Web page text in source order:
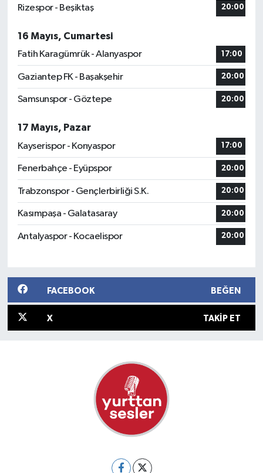
Rizespor - Beşiktaş
20:00
16 Mayıs, Cumartesi
Fatih Karagümrük - Alanyaspor
17:00
Gaziantep FK - Başakşehir 20:00
Samsunspor - Göztepe 20:00
17 Mayıs, Pazar
Kayserispor - Konyaspor
17:00
Fenerbahçe - Eyüpspor 20:00
Trabzonspor - Gençlerbirliği S.K. 20:00
Kasımpaşa - Galatasaray 20:00
Antalyaspor - Kocaelispor 20:00
FACEBOOK BEĞEN
X TAKIP ET